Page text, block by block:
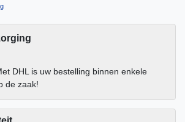
DHL is uw bestelling binnen enkele
de zaak!